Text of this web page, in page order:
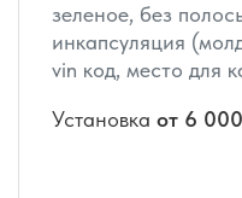
зеленое, без
инкапсуляция
vin код, место для
Установка от 6